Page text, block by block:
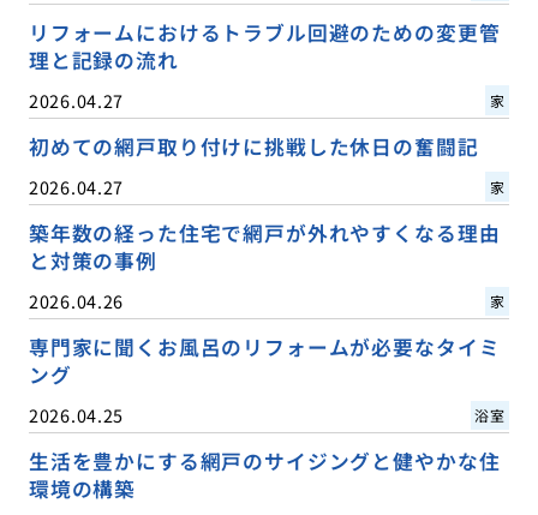
リフォームにおけるトラブル回避のための変更管
理と記録の流れ
2026.04.27 家
初めての網戸取り付けに挑戦した休日の奮闘記
2026.04.27 家
築年数の経った住宅で網戸が外れやすくなる理由
と対策の事例
2026.04.26 家
専門家に聞くお風呂のリフォームが必要なタイミ
ング
2026.04.25 浴室
生活を豊かにする網戸のサイジングと健やかな住
環境の構築